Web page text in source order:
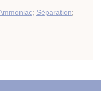
; Séparation;